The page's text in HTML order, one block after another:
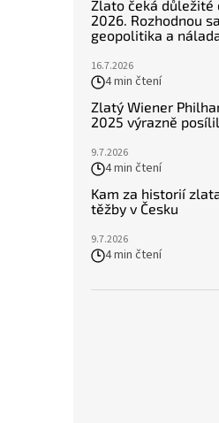
Zlato čeká
2026. Rozhodnou
geopolitika a
16.7.2026
4 min čtení
Zlatý Wiener
2025 výrazně posílil
9.7.2026
4 min čtení
Kam za historií
těžby v Česku
9.7.2026
4 min čtení